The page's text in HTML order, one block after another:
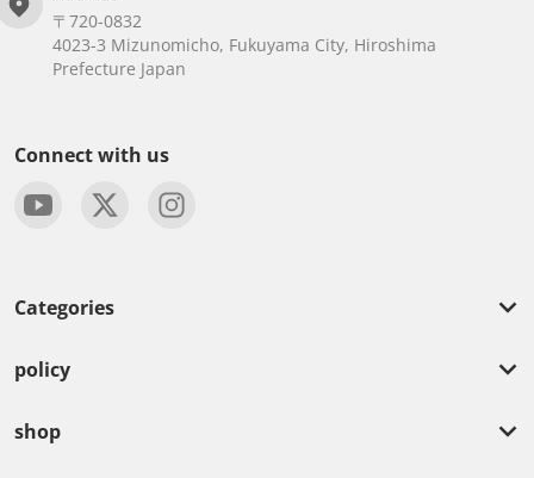
〒720-0832
4023-3 Mizunomicho, Fukuyama City, Hiroshima
Prefecture Japan
Connect with us
Categories
policy
shop